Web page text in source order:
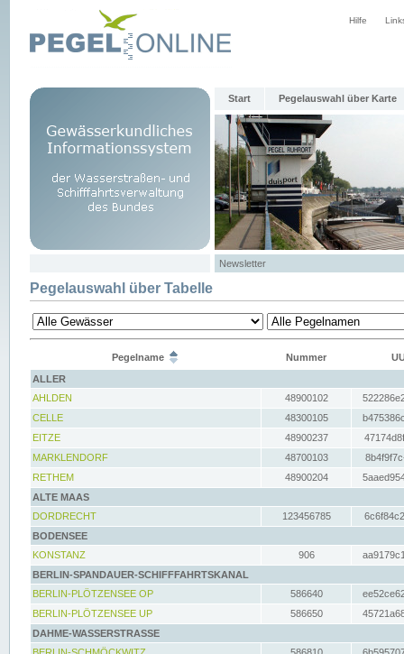
Hilfe
Start Pegelauswahl über Karte
Newsletter
Pegelauswahl über Tabelle
Pegelname Nummer
ALLER
AHLDEN
48900102
CELLE
48300105
EITZE
48900237
MARKLENDORF
48700103
RETHEM
48900204
ALTE MAAS
DORDRECHT
123456785
BODENSEE
KONSTANZ
906
BERLIN-SPANDAUER-SCHIFFFAHRTSKANAL
BERLIN-PLÖTZENSEE OP
586640
BERLIN-PLÖTZENSEE UP
586650
DAHME-WASSERSTRASSE